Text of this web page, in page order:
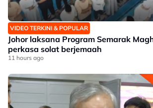
VIDEO TERKINI & POPULAR
Johor laksana Program Semarak
perkasa solat berjemaah
11 hours ago